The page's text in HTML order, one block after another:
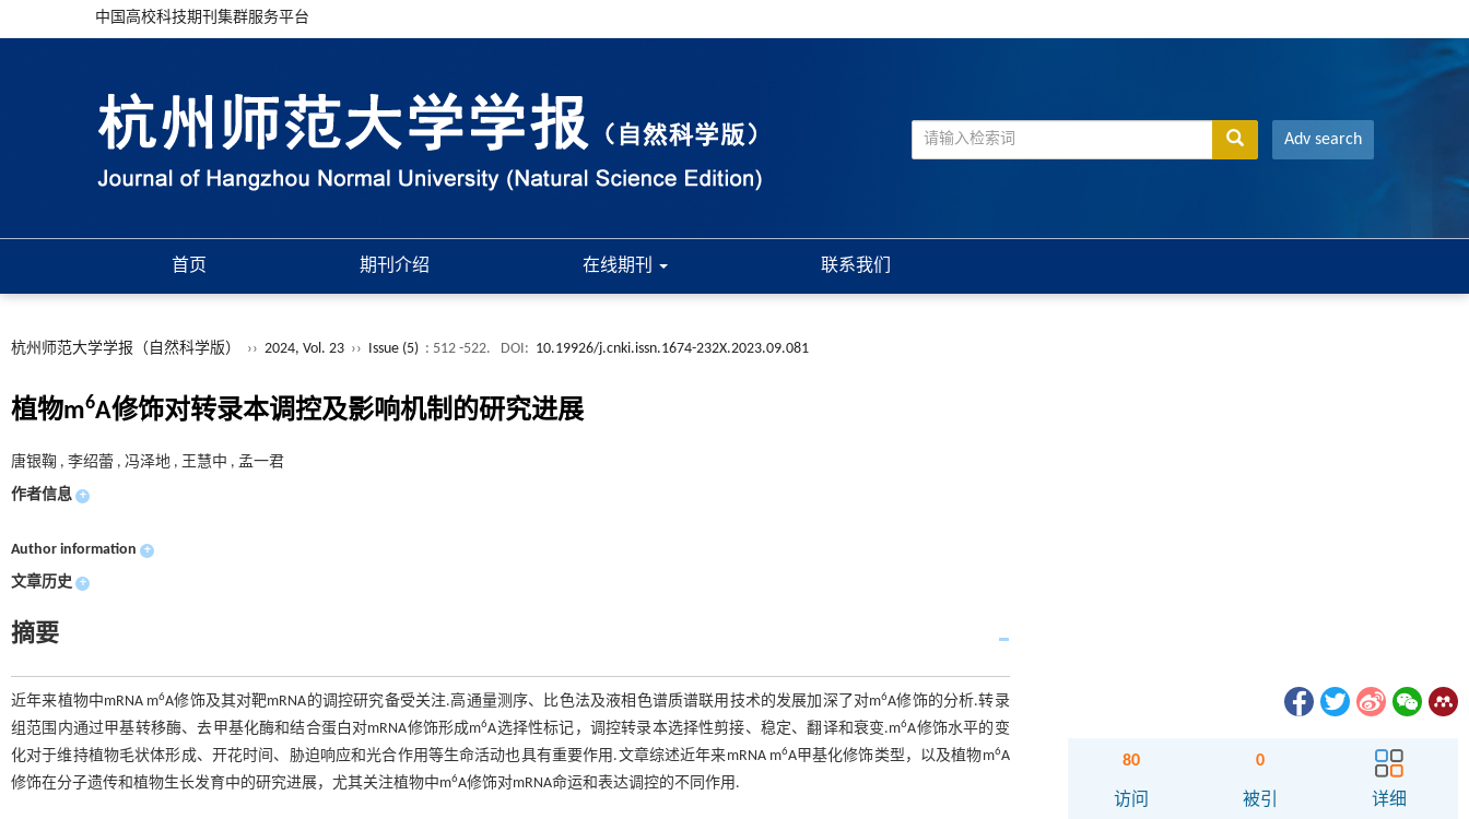
中国高校科技期刊集群服务平台
Adv search
首页 期刊介绍 在线期刊 联系我们
杭州师范大学学报（自然科学版） ›› 2024, Vol. 23 ›› Issue (5) : 512 -522. DOI: 10.19926/j.cnki.issn.1674-232X.2023.09.081
植物m6A修饰对转录本调控及影响机制的研究进展
唐银鞠 , 李绍蕾 , 冯泽地 , 王慧中 , 孟一君
作者信息 +
Author information +
文章历史 +
摘要
近年来植物中mRNA m6A修饰及其对靶mRNA的调控研究备受关注.高通量测序、比色法及液相色谱质谱联用技术的发展加深了对m6A修饰的分析.转录
组范围内通过甲基转移酶、去甲基化酶和结合蛋白对mRNA修饰形成m6A选择性标记，调控转录本选择性剪接、稳定、翻译和衰变.m6A修饰水平的变
化对于维持植物毛状体形成、开花时间、胁迫响应和光合作用等生命活动也具有重要作用.文章综述近年来mRNA m6A甲基化修饰类型，以及植物m6A
修饰在分子遗传和植物生长发育中的研究进展，尤其关注植物中m6A修饰对mRNA命运和表达调控的不同作用.
80
访问
0
被引 详细